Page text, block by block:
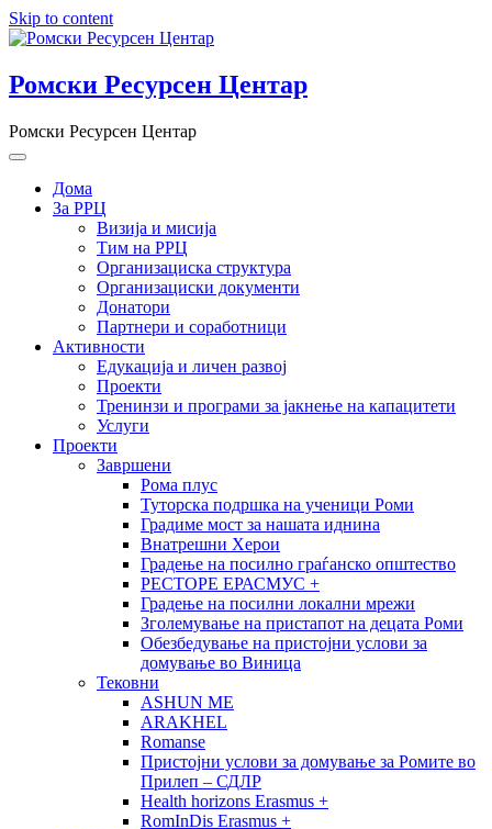
Skip to content
Ромски Ресурсен Центар
Ромски Ресурсен Центар
Дома
За РРЦ
Визија и мисија
Тим на РРЦ
Организациска структура
Организациски документи
Донатори
Партнери и соработници
Активности
Едукација и личен развој
Проекти
Тренинзи и програми за јакнење на капацитети
Услуги
Проекти
Завршени
Рома плус
Туторска подршка на ученици Роми
Градиме мост за нашата иднина
Внатрешни Херои
Градење на посилно граѓанско општество
РЕСТОРЕ ЕРАСМУС +
Градење на посилни локални мрежи
Зголемување на пристапот на децата Роми
Обезбедување на пристојни услови за
домување во Виница
Тековни
ASHUN ME
ARAKHEL
Romanse
Пристојни услови за домување за Ромите во
Прилеп – СДЛР
Health horizons Erasmus +
RomInDis Erasmus +